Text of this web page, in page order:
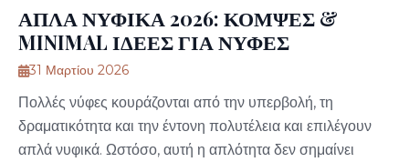
ΑΠΛΑ ΝΥΦΙΚΑ 2026: ΚΟΜΨΕΣ &
MINIMAL ΙΔΕΕΣ ΓΙΑ ΝΥΦΕΣ
31 Μαρτίου 2026
Πολλές νύφες κουράζονται από την υπερβολή, τη
δραματικότητα και την έντονη πολυτέλεια και επιλέγουν
απλά νυφικά. Ωστόσο, αυτή η απλότητα δεν σημαίνει